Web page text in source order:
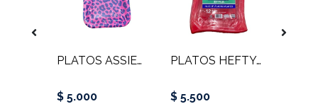
PLATOS ASSIETTES 22.9 CM
$ 5.000
PLATOS HEFTY STYLE DISEÑO PUNTA 26 CM
$ 5.500